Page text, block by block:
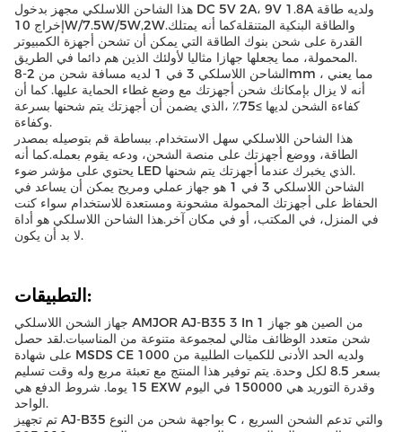
هذا الشاحن اللاسلكي مجهز بدخول DC 5V 2A، 9V 1.8A ولديه طاقة
إخراج 10W/7.5W/5W,2W.والطاقة البنكية المتنقلةكما أنه يمتلك
القدرة على شحن بنوك الطاقة التي يمكن أن تشحن أجهزة الكمبيوتر
المحمولة، مما يجعلها جهازا مثاليا لأولئك الذين هم دائما في الطريق.
الشاحن اللاسلكي 3 في 1 لديه مسافة شحن من 2-8mm ، مما يعني
أنه لا يزال بإمكانك شحن أجهزتك مع وضع غطاء الحماية عليها. كما أن
كفاءة الشحن لديها ≥75٪ ،الذي يضمن أن أجهزتك يتم شحنها بسرعة
وكفاءة.
هذا الشاحن اللاسلكي سهل الاستخدام. ببساطة قم بتوصيله بمصدر
الطاقة، ووضع أجهزتك على منصة الشحن، ودعه يقوم بعمله.كما أنه
يحتوي على مؤشر ضوء LED الذي يخبرك عندما أجهزتك يتم شحنها.
الشاحن اللاسلكي 3 في 1 هو جهاز عملي ومريح يمكن أن يساعد في
الحفاظ على أجهزتك المحمولة مشحونة ومستعدة للاستخدام سواء كنت
في المنزل، في المكتب، أو في مكان آخر.هذا الشاحن اللاسلكي هو أداة
لا بد أن يكون.
التطبيقات:
جهاز الشحن اللاسلكي AMJOR AJ-B35 3 In 1 من الصين هو جهاز
شحن متعدد الوظائف مثالي لمجموعة متنوعة من المناسبات.لقد حصل
على شهادة MSDS CE ولديه الحد الأدنى للكميات الطلبية من 1000
بسعر 8.5 لكل وحدة. يتم توفير هذا المنتج مع تعبئة مربع وله وقت تسليم
15 يوما. شروط الدفع هي EXW وقدرة التوريد هي 150000 في اليوم
الواحد.
تم تجهيز AJ-B35 بواجهة شحن من النوع C ، والتي تدعم الشحن السريع